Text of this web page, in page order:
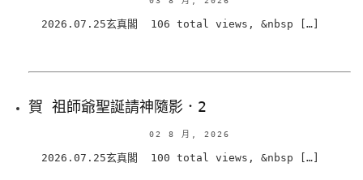
2026.07.25玄真閣 106 total views, &nbsp […]
賀 祖師爺聖誕請神隨影．2
02 8 月, 2026
2026.07.25玄真閣 100 total views, &nbsp […]